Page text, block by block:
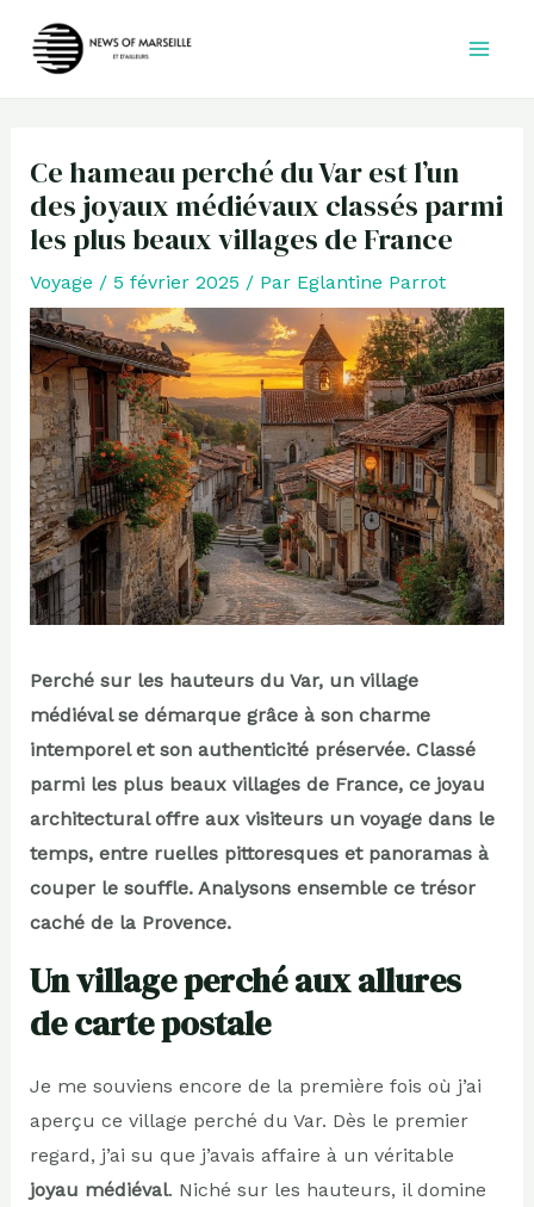
Ce hameau perché du Var est l’un
des joyaux médiévaux classés parmi
les plus beaux villages de France
Voyage / 5 février 2025 / Par Eglantine Parrot
Perché sur les hauteurs du Var, un village
médiéval se démarque grâce à son charme
intemporel et son authenticité préservée. Classé
parmi les plus beaux villages de France, ce joyau
architectural offre aux visiteurs un voyage dans le
temps, entre ruelles pittoresques et panoramas à
couper le souffle. Analysons ensemble ce trésor
caché de la Provence.
Un village perché aux allures
de carte postale
Je me souviens encore de la première fois où j’ai
aperçu ce village perché du Var. Dès le premier
regard, j’ai su que j’avais affaire à un véritable
joyau médiéval. Niché sur les hauteurs, il domine